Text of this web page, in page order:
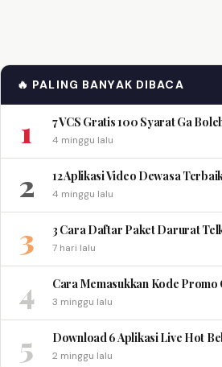
🔥 PALING BANYAK DIBACA
1 7 VCS Gratis 100 Syarat Ga
4 minggu lalu
2 12 Aplikasi Video Dewasa
4 minggu lalu
3 3 Cara Daftar Paket Darurat
7 hari lalu
4 Cara Memasukkan Kode Promo
3 minggu lalu
5 Download 6 Aplikasi Live Hot
2 minggu lalu